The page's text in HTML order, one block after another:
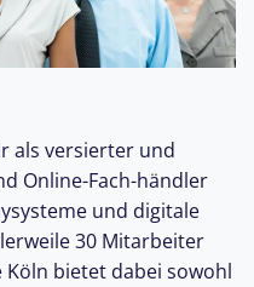
einer
und
zuverlässige
in hektischen und
kühlen Kopf
eigenverantwortlich
„Can do“-Mentalität
ein ausnahmsloser
und moderne
Handeln
Arbeitsplatz mit
Geschäftsmodell
mit flachen Hierarchien
Grill-Events und
als versierter und
Online-Fach-händler
und digitale
30 Mitarbeiter
Köln bietet dabei sowohl